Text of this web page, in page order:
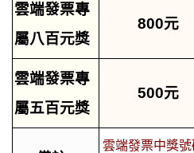
雲端發票專
屬八百元獎
800元
雲端發票專
屬五百元獎
500元
雲端發票中獎